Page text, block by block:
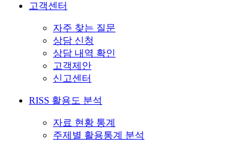
고객센터
자주 찾는 질문
상담 신청
상담 내역 확인
고객제안
신고센터
RISS 활용도 분석
자료 현황 통계
주제별 활용통계 분석